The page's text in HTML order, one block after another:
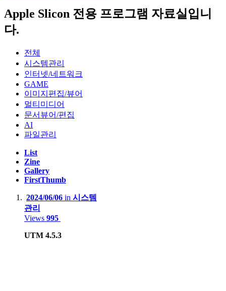
Apple Macbook Air 2011 Mid( i5-2467M, A1370)
Dell PowerEdge R420(Intel XEON E5-2407)
Dell PowerEdge R710(Intel XEON E5620 x2, 32GB)
HP Proliant Microserver Gen8(Intel XEON E3-1230V2)
NAS :
Synology.DS218+
BUFFALO LinkStation Live LS-XL/E
Smartphone:
Motorola Edge 20 pro
Apple iPhone 12
Apple Slicon 전용 프로그램 자료실입니
다.
전체
시스템관리
인터넷/네트워크
GAME
이미지편집/뷰어
멀티미디어
문서뷰어/편집
AI
파일관리
List
Zine
Gallery
FirstThumb
2024/06/06 in 시스템
관리
Views 995
UTM 4.5.3